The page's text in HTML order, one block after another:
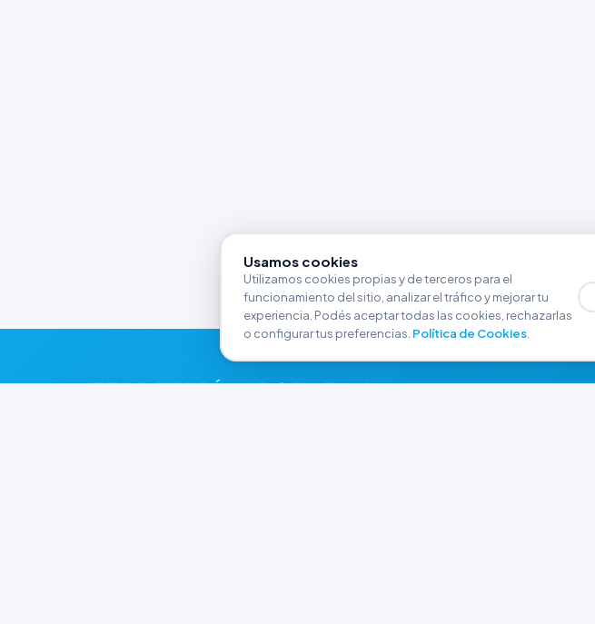
FERRETERÍA ARGENTINA
Usamos cookies
Utilizamos cookies propias y de terceros para el
funcionamiento del sitio, analizar el tráfico y mejorar tu
experiencia. Podés aceptar todas las cookies, rechazarlas
o configurar tus preferencias. Política de Cookies.